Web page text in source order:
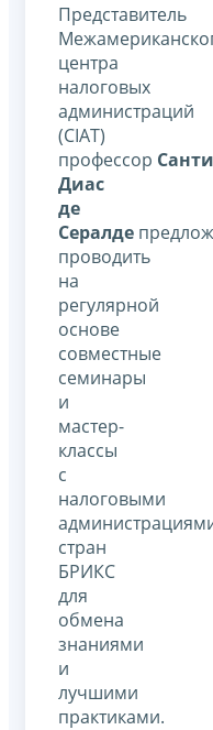
Представитель
центра
налоговых
администраций
(CIAT)
профессор
Диас
де
Сералде
проводить
на
регулярной
основе
совместные
семинары
и
мастер-
классы
с
налоговыми
стран
БРИКС
для
обмена
знаниями
и
лучшими
практиками.